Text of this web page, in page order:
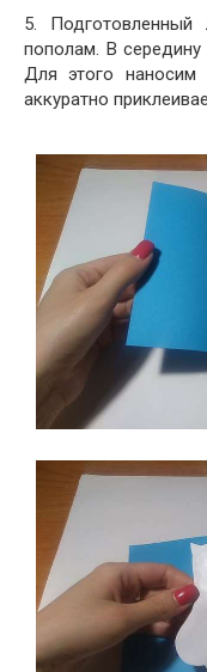
5. Подготовленный
пополам. В
Для этого
аккуратно